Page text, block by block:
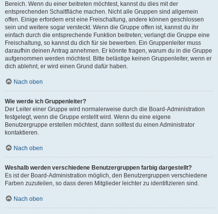
Bereich. Wenn du einer beitreten möchtest, kannst du dies mit der
entsprechenden Schaltfläche machen. Nicht alle Gruppen sind allgemein
offen. Einige erfordern erst eine Freischaltung, andere können geschlossen
sein und weitere sogar versteckt. Wenn die Gruppe offen ist, kannst du ihr
einfach durch die entsprechende Funktion beitreten; verlangt die Gruppe eine
Freischaltung, so kannst du dich für sie bewerben. Ein Gruppenleiter muss
daraufhin deinen Antrag annehmen. Er könnte fragen, warum du in die Gruppe
aufgenommen werden möchtest. Bitte belästige keinen Gruppenleiter, wenn er
dich ablehnt, er wird einen Grund dafür haben.
Nach oben
Wie werde ich Gruppenleiter?
Der Leiter einer Gruppe wird normalerweise durch die Board-Administration
festgelegt, wenn die Gruppe erstellt wird. Wenn du eine eigene
Benutzergruppe erstellen möchtest, dann solltest du einen Administrator
kontaktieren.
Nach oben
Weshalb werden verschiedene Benutzergruppen farbig dargestellt?
Es ist der Board-Administration möglich, den Benutzergruppen verschiedene
Farben zuzuteilen, so dass deren Mitglieder leichter zu identifizieren sind.
Nach oben